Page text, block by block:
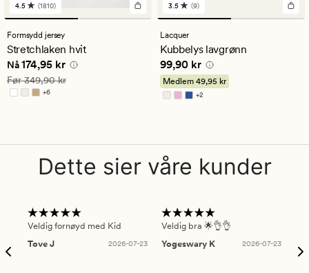
1810
anmeldelser
med
en
gjennomsnittlig
vurdering
på
4.5
4.5 (1810)
Formsydd jersey
Stretchlaken hvit
Nåværende pris
Nå174,95 kr
Vanlig pris 349,90 kr
Før349,90 kr
+6
Tilgjengelig i flere farger
9
anmeldelser
med
en
gjennomsnittlig
vurdering
på
3.5
3.5 (9)
Lacquer
Kubbelys lavgrønn
Pris 99,90 kr
99,90 kr
Medlem 49,95 kr
+2
Tilgjengelig i flere farger
Dette sier våre kunder
Veldig fornøyd med Kid
Tove J
2026-07-23
Veldig bra 🌟👌👌
Yogeswary K
2026-07-23